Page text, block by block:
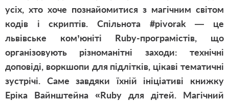
усіх, хто хоче познайомитися з магічним світом
кодів і скриптів. Спільнота #pivorak — це
львівське ком’юніті Ruby-програмістів, що
організовують різноманітні заходи: технічні
доповіді, воркшопи для підлітків, цікаві тематичні
зустрічі. Саме завдяки їхній ініціативі книжку
Еріка Вайнштейна «Ruby для дітей. Магічний